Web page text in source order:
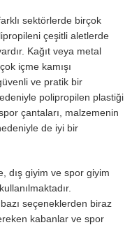
sektörlerde birçok
çeşitli aletlerde
Kağıt veya metal
içme kamışı
ve pratik bir
polipropilen plastiği
çantaları, malzemenin
de iyi bir
dış giyim ve spor giyim
seçeneklerden biraz
kabanlar ve spor